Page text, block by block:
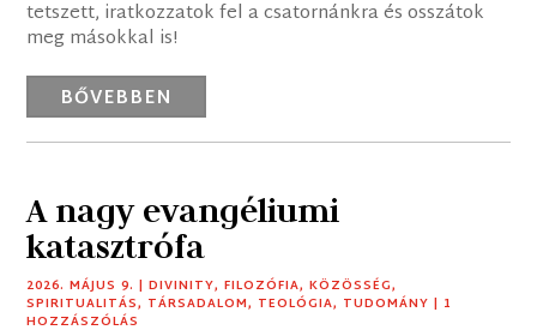
tetszett, iratkozzatok fel a csatornánkra és osszátok
meg másokkal is!
BŐVEBBEN
A nagy evangéliumi
katasztrófa
2026. MÁJUS 9. |DIVINITY,FILOZÓFIA,KÖZÖSSÉG,
SPIRITUALITÁS, TÁRSADALOM, TEOLÓGIA, TUDOMÁNY | 1
HOZZÁSZÓLÁS